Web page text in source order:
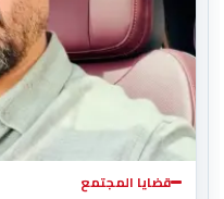
قضايا المجتمع